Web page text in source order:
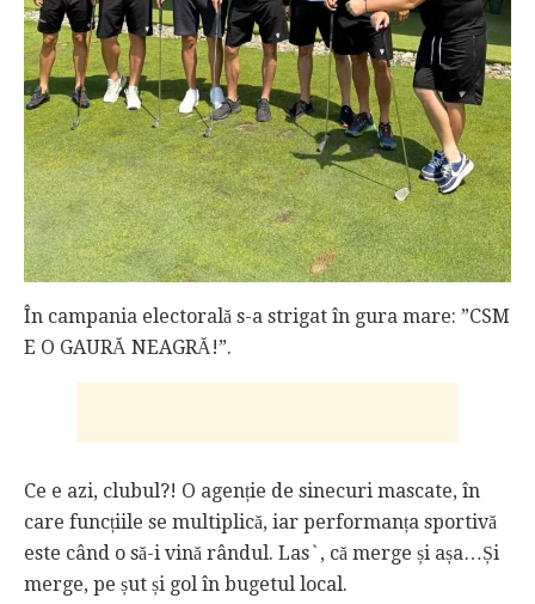
În campania electorală s-a strigat în gura mare: ”CSM
E O GAURĂ NEAGRĂ!”.
Ce e azi, clubul?! O agenție de sinecuri mascate, în
care funcțiile se multiplică, iar performanța sportivă
este când o să-i vină rândul. Las`, că merge și așa…Și
merge, pe șut și gol în bugetul local.